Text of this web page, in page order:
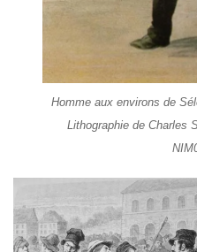
Homme aux environs de
Lithographie de Charles